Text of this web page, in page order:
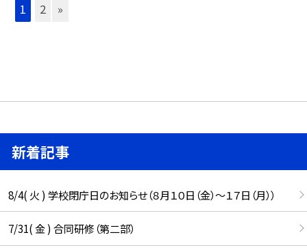
1 2 »
新着記事
8/4( 火 ) 学校閉庁日のお知らせ（８月１０日（金）～１７日（月））
7/31( 金 ) 合同研修（第二部）